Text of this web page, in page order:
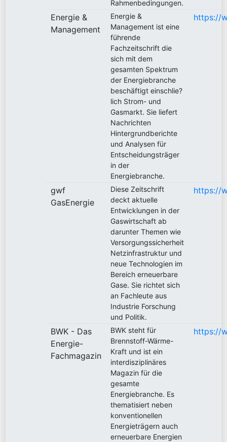
Rahmenbedingungen.
Energie &
Management
Energie &
Management ist eine
führende
Fachzeitschrift die
sich mit dem
gesamten Spektrum
der Energiebranche
beschäftigt einschlie?
lich Strom- und
Gasmarkt. Sie liefert
Nachrichten
Hintergrundberichte
und Analysen für
Entscheidungsträger
in der
Energiebranche.
https://
gwf
GasEnergie
Diese Zeitschrift
deckt aktuelle
Entwicklungen in der
Gaswirtschaft ab
darunter Themen wie
Versorgungssicherheit
Netzinfrastruktur und
neue Technologien im
Bereich erneuerbare
Gase. Sie richtet sich
an Fachleute aus
Industrie Forschung
und Politik.
https://
BWK - Das
Energie-
Fachmagazin
BWK steht für
Brennstoff-Wärme-
Kraft und ist ein
interdisziplinäres
Magazin für die
gesamte
Energiebranche. Es
thematisiert neben
konventionellen
Energieträgern auch
erneuerbare Energien
https://